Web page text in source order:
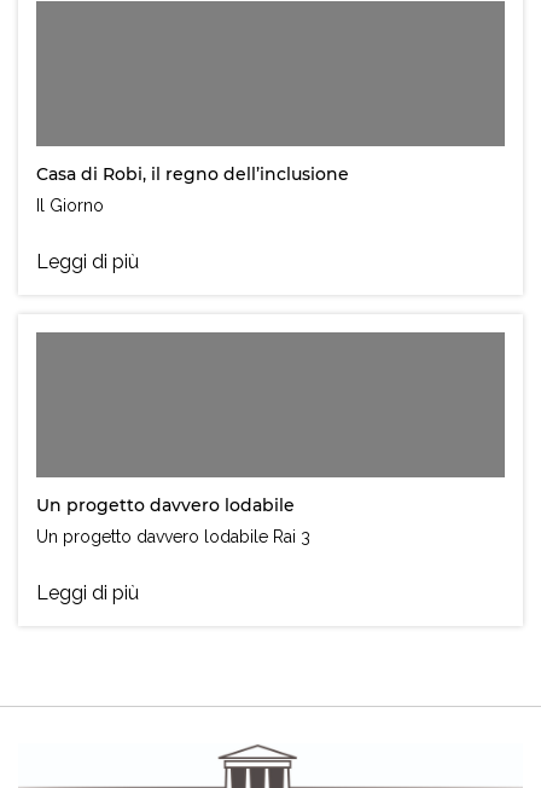
Casa di Robi, il regno dell’inclusione
Il Giorno
Leggi di più
Un progetto davvero lodabile
Un progetto davvero lodabile Rai 3
Leggi di più